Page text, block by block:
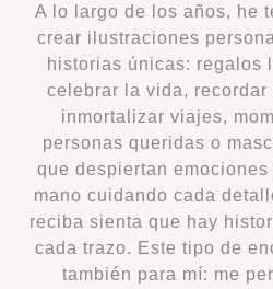
A lo largo de los años, he
crear ilustraciones
historias únicas: regalos
celebrar la vida, recordar
inmortalizar viajes,
personas queridas o
que despiertan
mano cuidando cada
reciba sienta que hay
cada trazo. Este tipo de
también para mí: me